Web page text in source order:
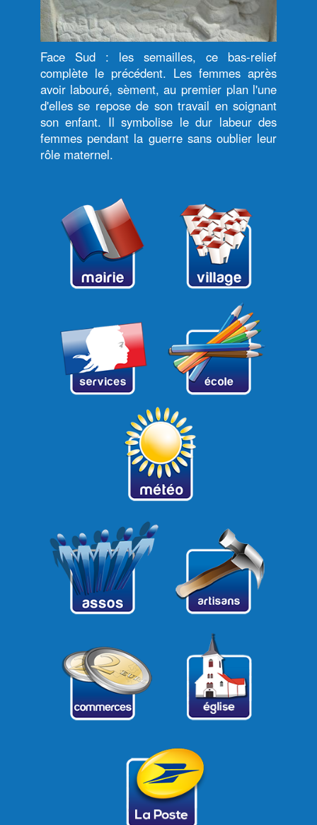
Face Sud : les semailles, ce bas-relief
complète le précédent. Les femmes après
avoir labouré, sèment, au premier plan l'une
d'elles se repose de son travail en soignant
son enfant. Il symbolise le dur labeur des
femmes pendant la guerre sans oublier leur
rôle maternel.